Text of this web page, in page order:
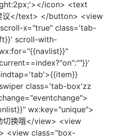
icon> <text
议</text> </button> <view
x="true" class='tab-
scroll-with-
class='tab-box'zz
wx:key="unique">
切换哦</view> <view
<view class="box-